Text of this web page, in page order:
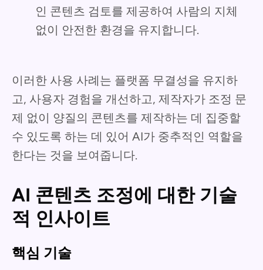
인 콘텐츠 검토를 제공하여 사람의 지체
없이 안전한 환경을 유지합니다.
이러한 사용 사례는 플랫폼 무결성을 유지하
고, 사용자 경험을 개선하고, 제작자가 조정 문
제 없이 양질의 콘텐츠를 제작하는 데 집중할
수 있도록 하는 데 있어 AI가 중추적인 역할을
한다는 것을 보여줍니다.
AI 콘텐츠 조정에 대한 기술
적 인사이트
핵심 기술